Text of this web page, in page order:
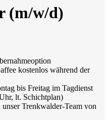
(m/w/d)
kostenlos während der
bis Freitag im Tagdienst
lt. Schichtplan)
Trenkwalder-Team von